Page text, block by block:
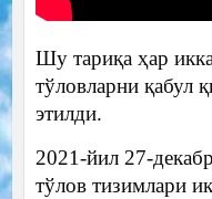
Шу тариқа ҳар
тўловларни қабул
этилди.
2021-йил 27-
тўлов тизимлари